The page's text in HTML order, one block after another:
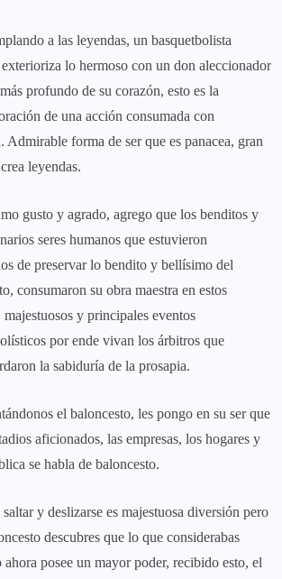
a las leyendas, un basquetbolista
exterioriza lo hermoso con un don aleccionador
profundo de su corazón, esto es la
de una acción consumada con
Admirable forma de ser que es panacea, gran
leyendas.
gusto y agrado, agrego que los benditos y
seres humanos que estuvieron
de preservar lo bendito y bellísimo del
consumaron su obra maestra en estos
majestuosos y principales eventos
por ende vivan los árbitros que
la sabiduría de la prosapia.
el baloncesto, les pongo en su ser que
aficionados, las empresas, los hogares y
se habla de baloncesto.
y deslizarse es majestuosa diversión pero
descubres que lo que considerabas
ahora posee un mayor poder, recibido esto, el